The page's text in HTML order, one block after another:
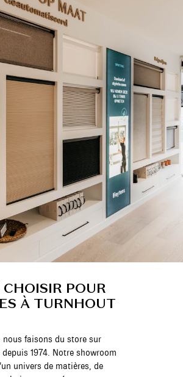
POUR
À TURNHOUT
nous faisons du store sur
1974. Notre showroom
univers de matières, de